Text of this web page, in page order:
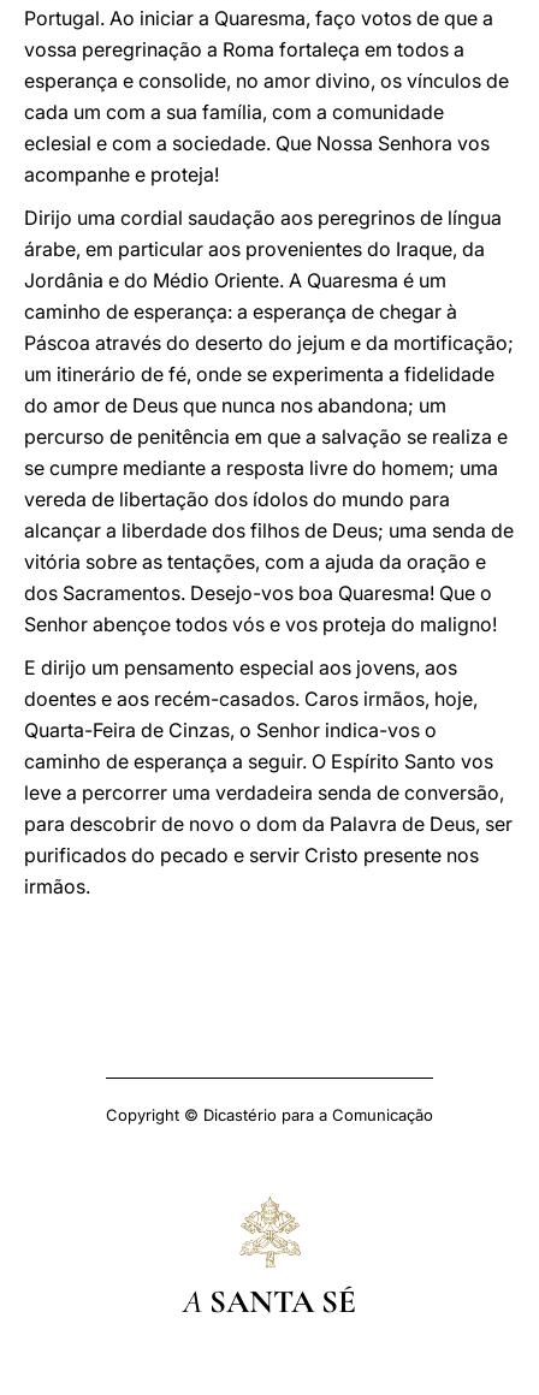
Portugal. Ao iniciar a Quaresma, faço votos de que a
vossa peregrinação a Roma fortaleça em todos a
esperança e consolide, no amor divino, os vínculos de
cada um com a sua família, com a comunidade
eclesial e com a sociedade. Que Nossa Senhora vos
acompanhe e proteja!
Dirijo uma cordial saudação aos peregrinos de língua
árabe, em particular aos provenientes do Iraque, da
Jordânia e do Médio Oriente. A Quaresma é um
caminho de esperança: a esperança de chegar à
Páscoa através do deserto do jejum e da mortificação;
um itinerário de fé, onde se experimenta a fidelidade
do amor de Deus que nunca nos abandona; um
percurso de penitência em que a salvação se realiza e
se cumpre mediante a resposta livre do homem; uma
vereda de libertação dos ídolos do mundo para
alcançar a liberdade dos filhos de Deus; uma senda de
vitória sobre as tentações, com a ajuda da oração e
dos Sacramentos. Desejo-vos boa Quaresma! Que o
Senhor abençoe todos vós e vos proteja do maligno!
E dirijo um pensamento especial aos jovens, aos
doentes e aos recém-casados. Caros irmãos, hoje,
Quarta-Feira de Cinzas, o Senhor indica-vos o
caminho de esperança a seguir. O Espírito Santo vos
leve a percorrer uma verdadeira senda de conversão,
para descobrir de novo o dom da Palavra de Deus, ser
purificados do pecado e servir Cristo presente nos
irmãos.
Copyright © Dicastério para a Comunicação
A SANTA SÉ